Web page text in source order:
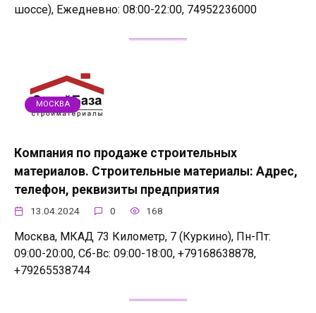
шоссе), Ежедневно: 08:00-22:00, 74952236000
МОСКВА
Компания по продаже строительных
материалов. Строительные материалы: Адрес,
телефон, реквизиты предприятия
13.04.2024 0 168
Москва, МКАД 73 Километр, 7 (Куркино), Пн-Пт:
09:00-20:00, Сб-Вс: 09:00-18:00, +79168638878,
+79265538744